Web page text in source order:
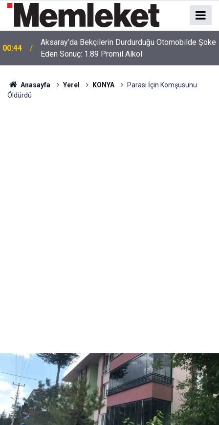
00:41 Polatlı-Haymana-Konya hattı bölünmüş yol oluyor
Anasayfa Yerel KONYA
Parası İçin Komşusunu
Öldürdü